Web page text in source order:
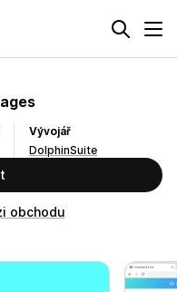
Vývojář
DolphinSuite
obchodu